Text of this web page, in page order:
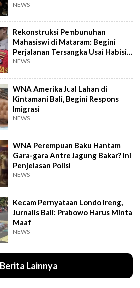
NEWS
Rekonstruksi Pembunuhan
Mahasiswi di Mataram: Begini
Perjalanan Tersangka Usai Habisi
Korban
NEWS
WNA Amerika Jual Lahan di
Kintamani Bali, Begini Respons
Imigrasi
NEWS
WNA Perempuan Baku Hantam
Gara-gara Antre Jagung Bakar? Ini
Penjelasan Polisi
NEWS
Kecam Pernyataan Londo Ireng,
Jurnalis Bali: Prabowo Harus Minta
Maaf
NEWS
Berita Lainnya